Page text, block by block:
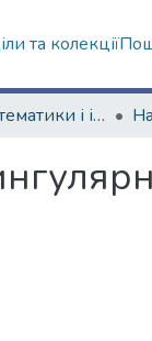
та колекції
Факультет математики і інформатики